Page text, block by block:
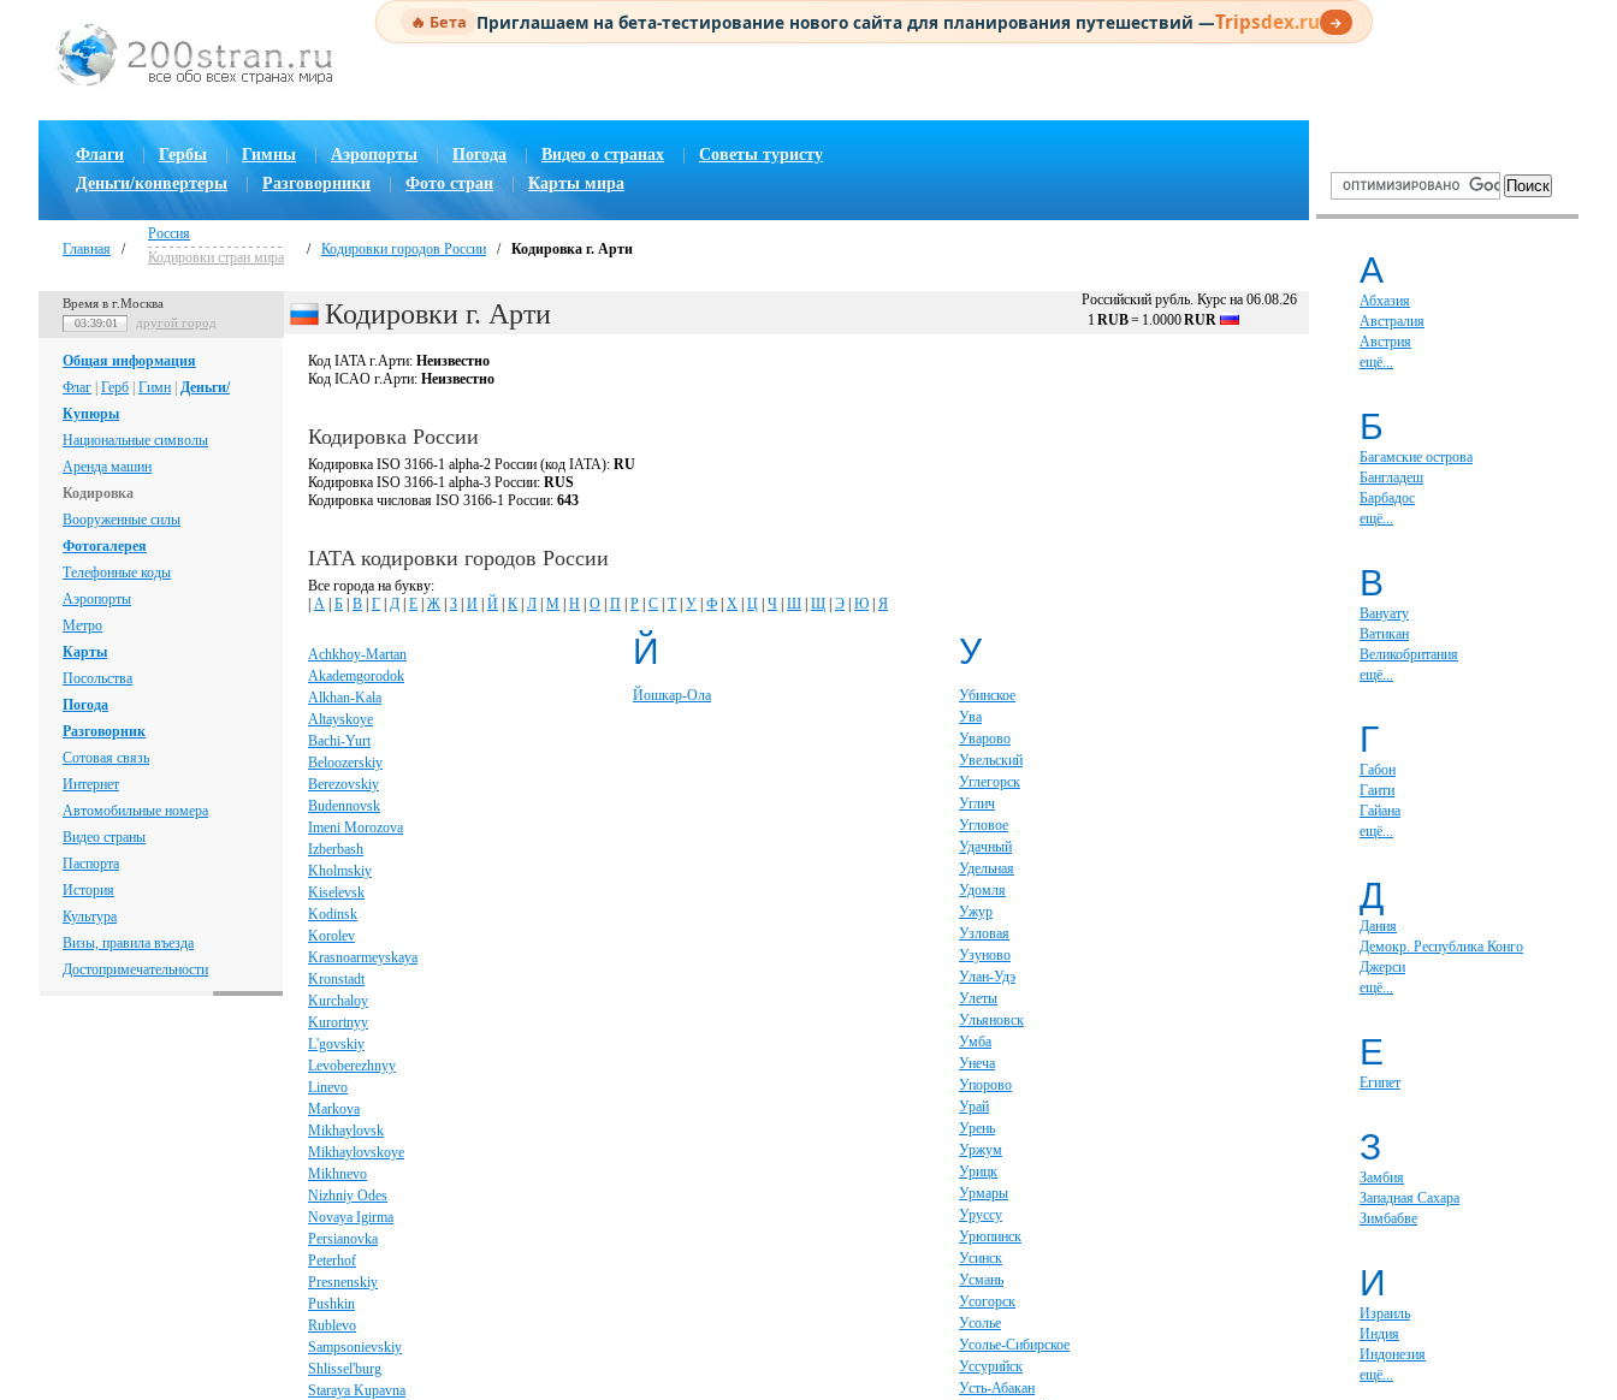
🔥 Бета Приглашаем на бета-тестирование нового сайта для планирования путешествий —Tripsdex.ru →
Флаги Гербы Гимны | Аэропорты Погода | Видео о странах
Советы туристу
Деньги/конвертеры
Разговорники Фото стран Карты мира
Главная /
Россия
Кодировки стран мира
/ Кодировки городов России / Кодировка г. Арти
Время в г.Москва
03:39:01 другой город
Общая информация
Флаг Герб Гимн Деньги/
Купюры
Национальные символы
Аренда машин
Кодировка
Вооруженные силы
Фотогалерея
Телефонные коды
Аэропорты
Метро
Карты
Посольства
Погода
Разговорник
Сотовая связь
Интернет
Автомобильные номера
Видео страны
Паспорта
История
Культура
Визы, правила въезда
Достопримечательности
Российский рубль. Курс на 06.08.26
1 RUB= 1.0000RUR
Кодировки г. Арти
Код IATA г.Арти: Неизвестно
Код ICAO г.Арти: Неизвестно
Кодировка России
Кодировка ISO 3166-1 alpha-2 России (код IATA): RU
Кодировка ISO 3166-1 alpha-3 России: RUS
Кодировка числовая ISO 3166-1 России: 643
IATA кодировки городов России
Все города на букву:
А Б В Г Д Е Ж З И Й К Л М Н О П Р С Т| У Ф Х Ц Ч Ш Щ Э Ю Я
Achkhoy-Martan
Akademgorodok
Alkhan-Kala
Altayskoye
Bachi-Yurt
Beloozerskiy
Berezovskiy
Budennovsk
Imeni Morozova
Izberbash
Kholmskiy
Kiselevsk
Kodinsk
Korolev
Krasnoarmeyskaya
Kronstadt
Kurchaloy
Kurortnyy
L'govskiy
Levoberezhnyy
Linevo
Markova
Mikhaylovsk
Mikhaylovskoye
Mikhnevo
Nizhniy Odes
Novaya Igirma
Persianovka
Peterhof
Presnenskiy
Pushkin
Rublevo
Sampsonievskiy
Shlissel'burg
Staraya Kupavna
Й
Йошкар-Ола
У
Убинское
Ува
Уварово
Увельский
Углегорск
Углич
Угловое
Удачный
Удельная
Удомля
Ужур
Узловая
Узуново
Улан-Удэ
Улеты
Ульяновск
Умба
Унеча
Упорово
Урай
Урень
Уржум
Урицк
Урмары
Уруссу
Урюпинск
Усинск
Усмань
Усогорск
Усолье
Усолье-Сибирское
Уссурийск
Усть-Абакан
А
Абхазия
Австралия
Австрия
ещё...
Б
Багамские острова
Бангладеш
Барбадос
ещё...
В
Вануату
Ватикан
Великобритания
ещё...
Г
Габон
Гаити
Гайана
ещё...
Д
Дания
Демокр. Республика Конго
Джерси
ещё...
Е
Египет
З
Замбия
Западная Сахара
Зимбабве
И
Израиль
Индия
Индонезия
ещё...